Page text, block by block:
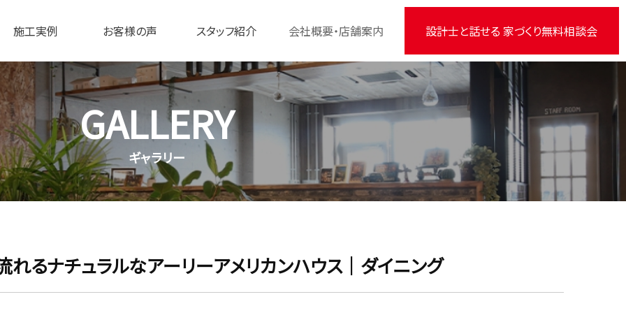
施工実例 お客様の声 スタッフ紹介 会社概要・店舗案内 設計士と話せる 家づくり無料相談会
GALLERY
ギャラリー
るナチュラルなアーリーアメリカンハウス｜ダイニング